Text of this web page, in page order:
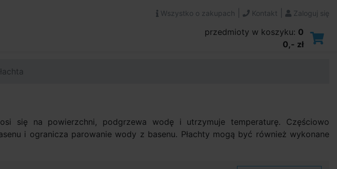
Wszystko o zakupach Kontakt Zaloguj się
przedmioty w koszyku: 0
0,- zł
się na powierzchni, podgrzewa wodę i utrzymuje temperaturę. Częściowo
i ogranicza parowanie wody z basenu. Płachty mogą być również wykonane